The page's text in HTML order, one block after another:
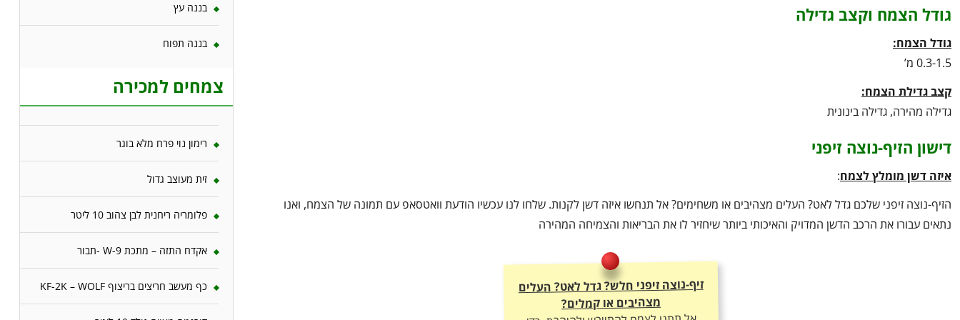
גודל הצמח וקצב גדילה
גודל הצמח:
0.3-1.5 מ’
קצב גדילת הצמח:
גדילה מהירה, גדילה בינונית
דישון הזיף-נוצה זיפני
איזה דשן מומלץ לצמח:
הזיף-נוצה זיפני שלכם גדל לאט? העלים מצהיבים או משחימים? אל תנחשו איזה דשן לקנות. שלחו לנו עכשיו הודעת וואטסאפ עם תמונה של הצמח, ואנו
נתאים עבורו את הרכב הדשן המדויק והאיכותי ביותר שיחזיר לו את הבריאות והצמיחה המהירה
זיף-נוצה זיפני חלש? גדל לאט? העלים
מצהיבים או קמלים?
בננה עץ
בננה תפוח
צמחים למכירה
רימון נוי פרח מלא בוגר
זית מעוצב גדול
פלומריה ריחנית לבן צהוב 10 ליטר
אקדח התזה – מתכת W-9 -תבור
כף מעשב חריצים בריצוף KF-2K – WOLF